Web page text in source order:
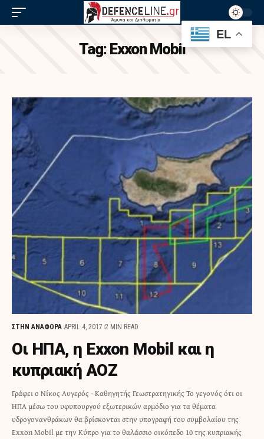
Tag: Exxon Mobil
ΣΤΗΝ ΑΝΑΦΟΡΑ APRIL 4, 2017 2 MIN READ
Οι ΗΠΑ, η Exxon Mobil και η
κυπριακή ΑΟΖ
Γράφει ο Νίκος Λυγερός - Καθηγητής Γεωστρατηγικής Το γεγονός ότι οι
ΗΠΑ μέσω του υφυπουργού εξωτερικών αρμόδιο για τα θέματα
υδρογονανθράκων θα βρίσκονται στην υπογραφή του συμβολαίου της
Exxon Mobil με την Κύπρο για το θαλάσσιο οικόπεδο 10 της κυπριακής
EL